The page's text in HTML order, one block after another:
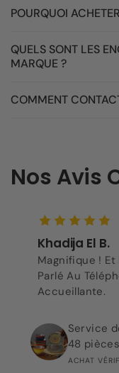
POURQUOI
QUELS SONT LES
MARQUE ?
COMMENT
Nos Avis
Khadija El B.
Magnifique !
Parlé Au
Accueillante.
Service
48 pièces
ACHAT